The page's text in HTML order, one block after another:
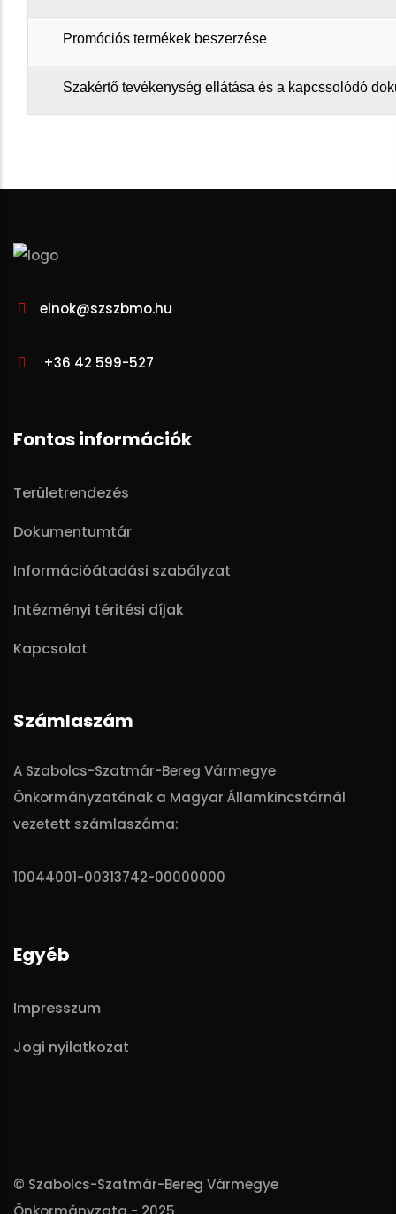
Promóciós termékek beszerzése
Szakértő tevékenység ellátása és a kapcssolódó
elnok@szszbmo.hu
+36 42 599-527
Fontos információk
Területrendezés
Dokumentumtár
Információátadási szabályzat
Intézményi téritési díjak
Kapcsolat
Számlaszám
A Szabolcs-Szatmár-Bereg Vármegye
Önkormányzatának a Magyar Államkincstárnál
vezetett számlaszáma:
10044001-00313742-00000000
Egyéb
Impresszum
Jogi nyilatkozat
© Szabolcs-Szatmár-Bereg Vármegye